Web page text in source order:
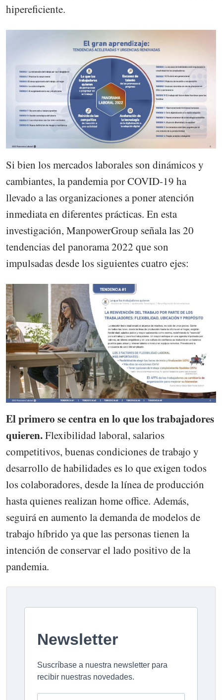
hipereficiente.
Si bien los mercados laborales son dinámicos y
cambiantes, la pandemia por COVID-19 ha
llevado a las organizaciones a poner atención
inmediata en diferentes prácticas. En esta
investigación, ManpowerGroup señala las 20
tendencias del panorama 2022 que son
impulsadas desde los siguientes cuatro ejes:
El primero se centra en lo que los trabajadores
quieren.Flexibilidad laboral, salarios
competitivos, buenas condiciones de trabajo y
desarrollo de habilidades es lo que exigen todos
los colaboradores, desde la línea de producción
hasta quienes realizan home office. Además,
seguirá en aumento la demanda de modelos de
trabajo híbrido ya que las personas tienen la
intención de conservar el lado positivo de la
pandemia.